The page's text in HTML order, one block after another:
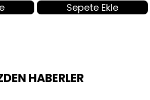
Sepete Ekle
HABERLER